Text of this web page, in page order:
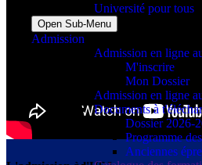
Université pour tous
Open Sub-Menu
Admission
Admission en ligne
M'inscrire
Mon Dossier
Admission en ligne
Documents à
Dossier 2026-
Programme
Anciennes